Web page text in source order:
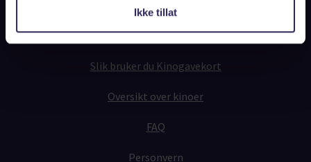
Ikke tillat
Fysiske Kinogavekort
Slik bruker du Kinogavekort
Oversikt over kinoer
FAQ
Personvern